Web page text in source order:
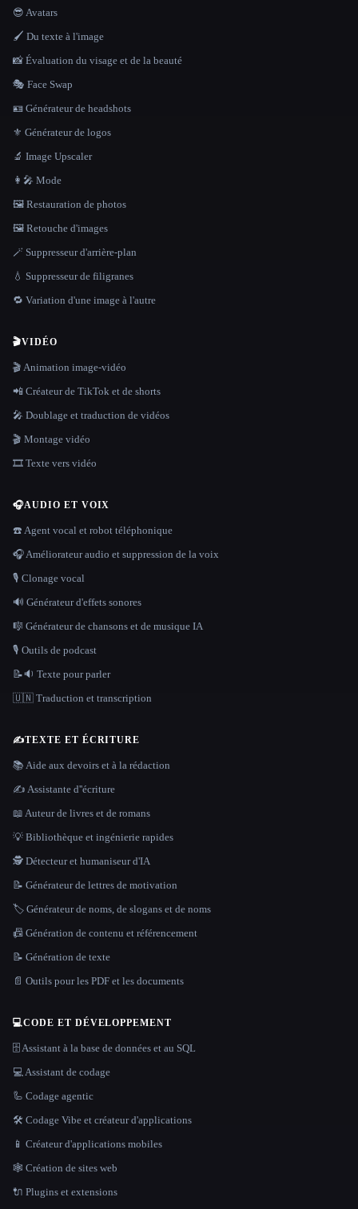
😎 Avatars
🖌️ Du texte à l'image
📸 Évaluation du visage et de la beauté
🎭 Face Swap
🪪 Générateur de headshots
⚜️ Générateur de logos
🔬 Image Upscaler
👩‍🎤 Mode
🖼️ Restauration de photos
🖼️ Retouche d'images
🪄 Suppresseur d'arrière-plan
💧 Suppresseur de filigranes
🔁 Variation d'une image à l'autre
🎬VIDÉO
🎬 Animation image-vidéo
📲 Créateur de TikTok et de shorts
🎤 Doublage et traduction de vidéos
🎬 Montage vidéo
🎞️ Texte vers vidéo
🎧AUDIO ET VOIX
☎️ Agent vocal et robot téléphonique
🎧 Améliorateur audio et suppression de la voix
🎙️ Clonage vocal
🔊 Générateur d'effets sonores
🎼 Générateur de chansons et de musique IA
🎙️ Outils de podcast
📝🔉 Texte pour parler
🇺🇳 Traduction et transcription
✍️TEXTE ET ÉCRITURE
📚 Aide aux devoirs et à la rédaction
✍️ Assistante d''écriture
📖 Auteur de livres et de romans
💡 Bibliothèque et ingénierie rapides
🕵️ Détecteur et humaniseur d'IA
📝 Générateur de lettres de motivation
🏷️ Générateur de noms, de slogans et de noms
📠 Génération de contenu et référencement
📝 Génération de texte
📄 Outils pour les PDF et les documents
💻CODE ET DÉVELOPPEMENT
🗄️ Assistant à la base de données et au SQL
💻 Assistant de codage
🦾 Codage agentic
🛠️ Codage Vibe et créateur d'applications
📱 Créateur d'applications mobiles
🕸 Création de sites web
🔌 Plugins et extensions